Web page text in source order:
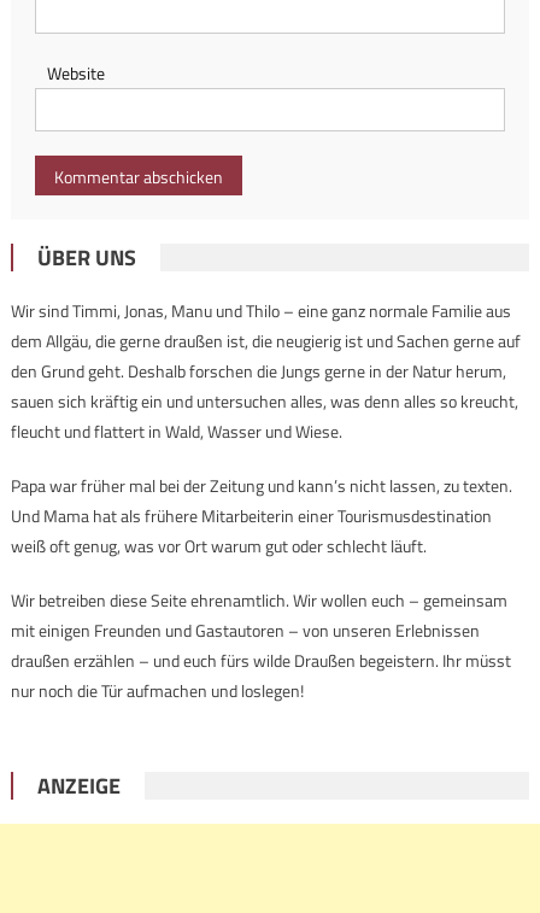
Website
ÜBER UNS
Wir sind Timmi, Jonas, Manu und Thilo – eine ganz normale Familie aus
dem Allgäu, die gerne draußen ist, die neugierig ist und Sachen gerne auf
den Grund geht. Deshalb forschen die Jungs gerne in der Natur herum,
sauen sich kräftig ein und untersuchen alles, was denn alles so kreucht,
fleucht und flattert in Wald, Wasser und Wiese.
Papa war früher mal bei der Zeitung und kann’s nicht lassen, zu texten.
Und Mama hat als frühere Mitarbeiterin einer Tourismusdestination
weiß oft genug, was vor Ort warum gut oder schlecht läuft.
Wir betreiben diese Seite ehrenamtlich. Wir wollen euch – gemeinsam
mit einigen Freunden und Gastautoren – von unseren Erlebnissen
draußen erzählen – und euch fürs wilde Draußen begeistern. Ihr müsst
nur noch die Tür aufmachen und loslegen!
ANZEIGE